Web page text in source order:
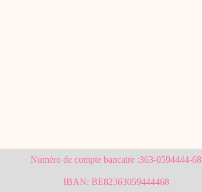
Numéro de compte bancaire :363-0594444-68
IBAN: BE82363059444468